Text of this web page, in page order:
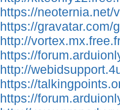
https://neoternia.net/
https://gravatar.com/
http://
https://
http://
https://
https://